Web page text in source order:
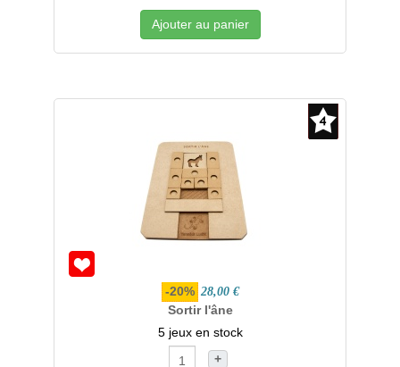
Ajouter au panier
-20% 28,00 €
Sortir l'âne
5 jeux en stock
+